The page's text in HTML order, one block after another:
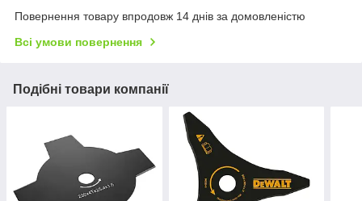
Повернення товару впродовж 14 днів за домовленістю
Всі умови повернення
Подібні товари компанії